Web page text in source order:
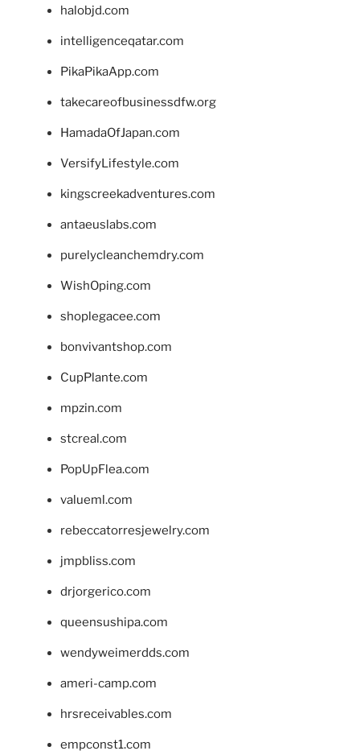
halobjd.com
intelligenceqatar.com
PikaPikaApp.com
takecareofbusinessdfw.org
HamadaOfJapan.com
VersifyLifestyle.com
kingscreekadventures.com
antaeuslabs.com
purelycleanchemdry.com
WishOping.com
shoplegacee.com
bonvivantshop.com
CupPlante.com
mpzin.com
stcreal.com
PopUpFlea.com
valueml.com
rebeccatorresjewelry.com
jmpbliss.com
drjorgerico.com
queensushipa.com
wendyweimerdds.com
ameri-camp.com
hrsreceivables.com
empconst1.com